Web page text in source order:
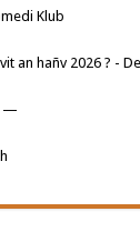
Klub
an hañv 2026 ? -
—